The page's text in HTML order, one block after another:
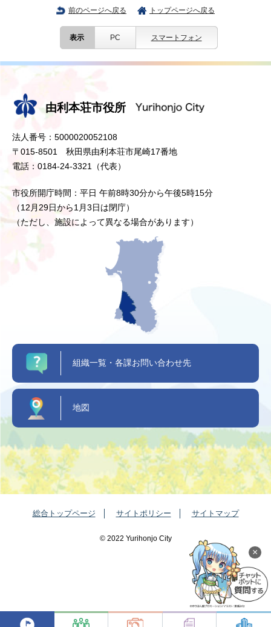
前のページへ戻る トップページへ戻る
表示 PC スマートフォン
×
由利本荘市役所
法人番号：5000020052108
〒015-8501 秋田県由利本荘市尾崎17番地
電話：0184-24-3321（代表）
市役所開庁時間：平日 午前8時30分から午後5時15分
（12月29日から1月3日は閉庁）
（ただし、施設によって異なる場合があります）
組織一覧・各課お問い合わせ先
地図
総合トップページ サイトポリシー サイトマップ
©️ 2022 Yurihonjo City